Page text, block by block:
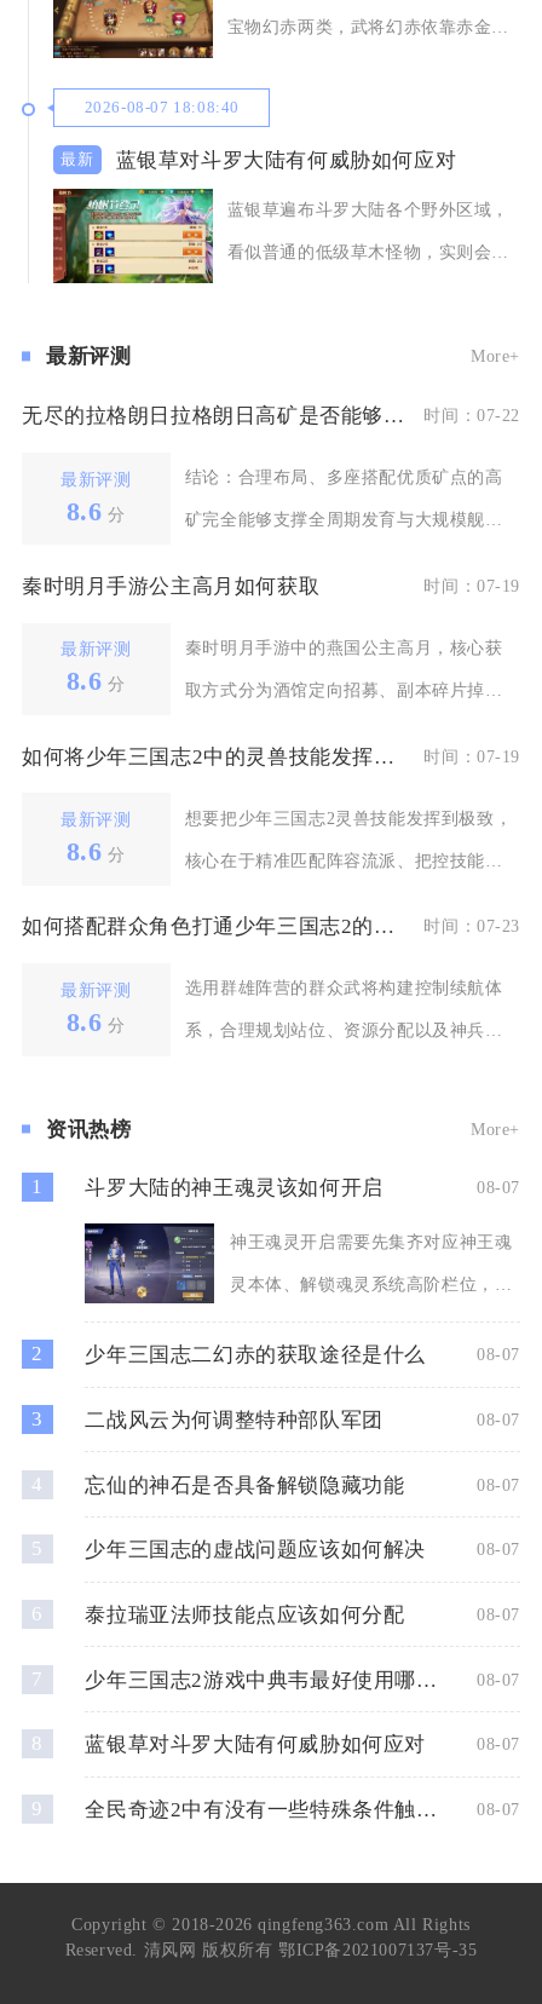
宝物幻赤两类，武将幻赤依靠赤金幻
2026-08-07 18:08:40
蓝银草对斗罗大陆有何威胁如何应对
蓝银草遍布斗罗大陆各个野外区域，
看似普通的低级草木怪物，实则会大
最新评测 More+
无尽的拉格朗日拉格朗日高矿是否能够满足未来需求 时间：07-22
最新评测
8.6 分
结论：合理布局、多座搭配优质矿点的高
矿完全能够支撑全周期发育与大规模舰队
秦时明月手游公主高月如何获取 时间：07-19
最新评测
8.6 分
秦时明月手游中的燕国公主高月，核心获
取方式分为酒馆定向招募、副本碎片掉
如何将少年三国志2中的灵兽技能发挥到极致 时间：07-19
最新评测
8.6 分
想要把少年三国志2灵兽技能发挥到极致，
核心在于精准匹配阵容流派、把控技能触
如何搭配群众角色打通少年三国志2的副本 时间：07-23
最新评测
8.6 分
选用群雄阵营的群众武将构建控制续航体
系，合理规划站位、资源分配以及神兵宝
资讯热榜 More+
1 斗罗大陆的神王魂灵该如何开启 08-07
神王魂灵开启需要先集齐对应神王魂
灵本体、解锁魂灵系统高阶栏位，同
时完成神位前置养成，再进入
2 少年三国志二幻赤的获取途径是什么 08-07
3 二战风云为何调整特种部队军团 08-07
4 忘仙的神石是否具备解锁隐藏功能 08-07
5 少年三国志的虚战问题应该如何解决 08-07
6 泰拉瑞亚法师技能点应该如何分配 08-07
7 少年三国志2游戏中典韦最好使用哪种神兵 08-07
8 蓝银草对斗罗大陆有何威胁如何应对 08-07
9 全民奇迹2中有没有一些特殊条件触发的奇遇任务 08-07
Copyright © 2018-2026 qingfeng363.com All Rights
Reserved. 清风网 版权所有 鄂ICP备2021007137号-35